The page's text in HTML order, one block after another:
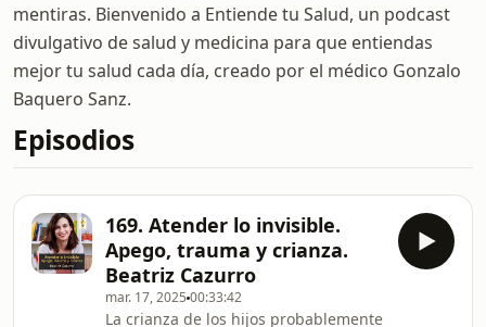
mentiras. Bienvenido a Entiende tu Salud, un podcast
divulgativo de salud y medicina para que entiendas
mejor tu salud cada día, creado por el médico Gonzalo
Baquero Sanz.
Episodios
169. Atender lo invisible.
Apego, trauma y crianza.
Beatriz Cazurro
mar. 17, 2025 00:33:42
La crianza de los hijos probablemente